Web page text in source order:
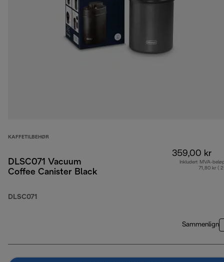
KAFFETILBEHØR
DLSC071 Vacuum
Coffee Canister Black
DLSC071
359,00 kr
Inkludert MVA-
71,80 kr (
Sammenlign